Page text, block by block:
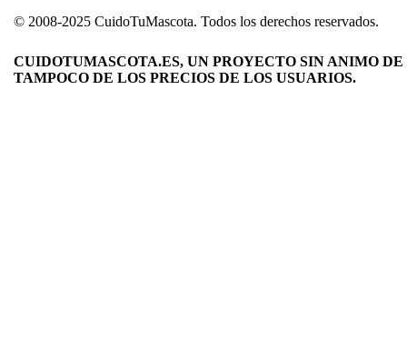
© 2008-2025 CuidoTuMascota. Todos los derechos reservados.
CUIDOTUMASCOTA.ES, UN PROYECTO SIN ANIMO
TAMPOCO DE LOS PRECIOS DE LOS USUARIOS.